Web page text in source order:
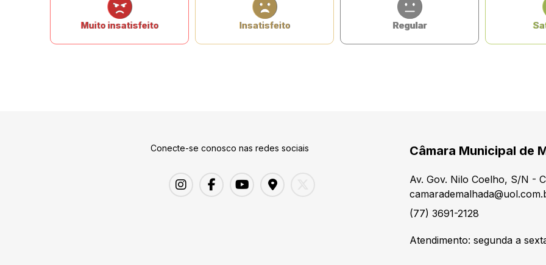
Muito insatisfeito Insatisfeito Regular
Conecte-se conosco nas redes sociais Câmara Municipal de
Av. Gov. Nilo Coelho, S/N -
(77) 3691-2128
Atendimento: segunda a